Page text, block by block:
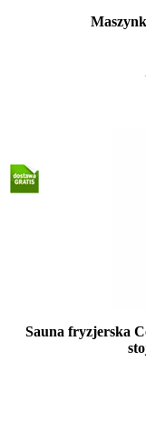
Sauna fryzjerska